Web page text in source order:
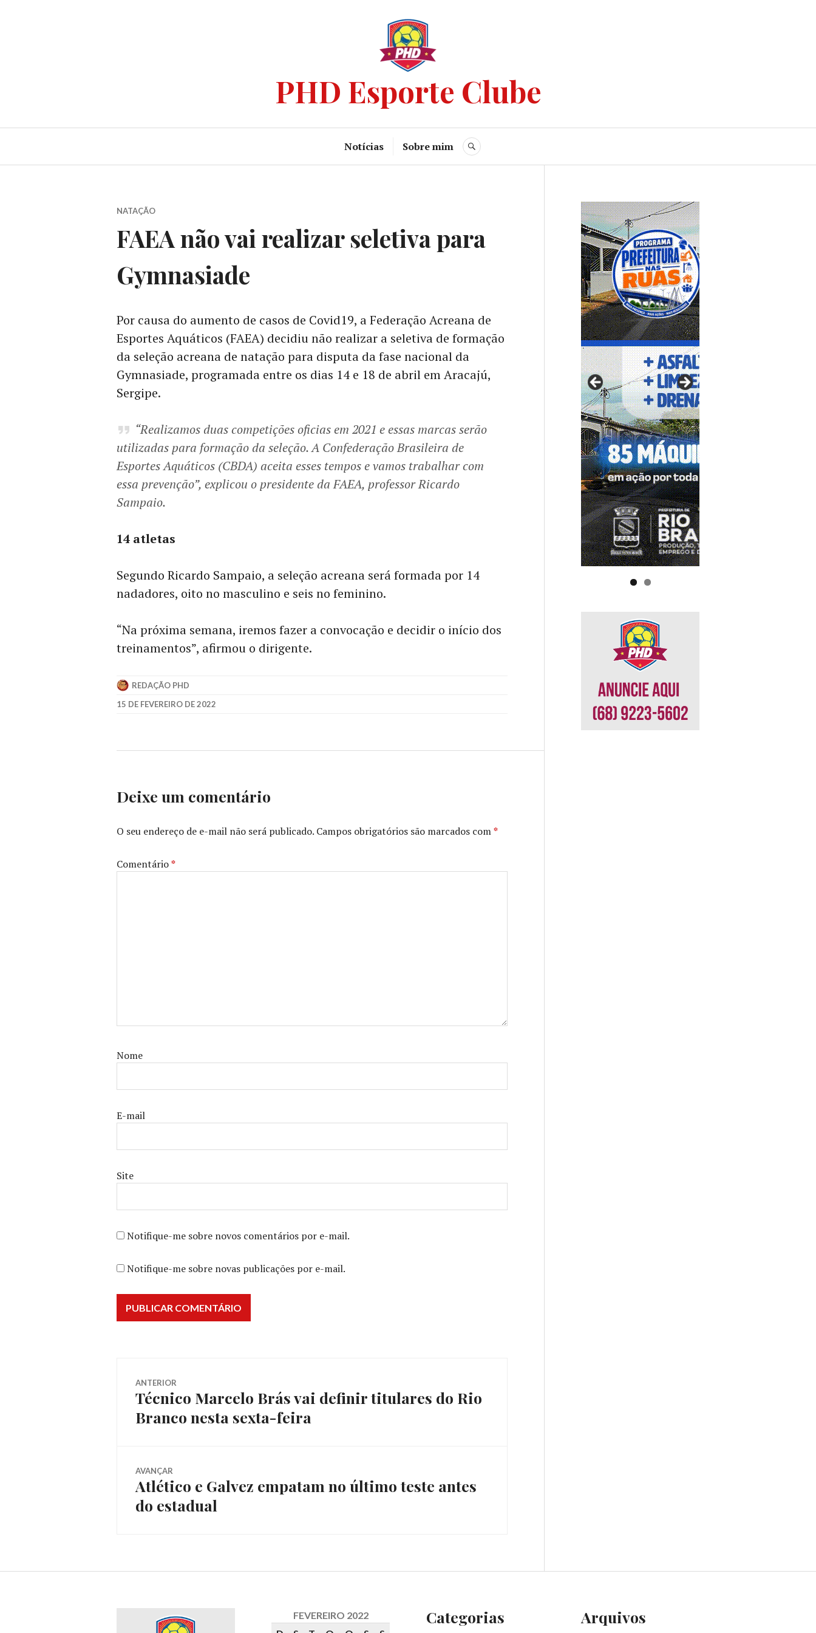
PHD Esporte Clube
Notícias Sobre mim
NATAÇÃO
FAEA não vai realizar seletiva para
Gymnasiade
Por causa do aumento de casos de Covid19, a Federação Acreana de
Esportes Aquáticos (FAEA) decidiu não realizar a seletiva de formação
da seleção acreana de natação para disputa da fase nacional da
Gymnasiade, programada entre os dias 14 e 18 de abril em Aracajú,
Sergipe.
“Realizamos duas competições oficias em 2021 e essas marcas serão
utilizadas para formação da seleção. A Confederação Brasileira de
Esportes Aquáticos (CBDA) aceita esses tempos e vamos trabalhar com
essa prevenção”, explicou o presidente da FAEA, professor Ricardo
Sampaio.
14 atletas
Segundo Ricardo Sampaio, a seleção acreana será formada por 14
nadadores, oito no masculino e seis no feminino.
“Na próxima semana, iremos fazer a convocação e decidir o início dos
treinamentos”, afirmou o dirigente.
REDAÇÃO PHD
15 DE FEVEREIRO DE 2022
Deixe um comentário
O seu endereço de e-mail não será publicado. Campos obrigatórios são marcados com*
Comentário*
Nome
E-mail
Site
Notifique-me sobre novos comentários por e-mail.
Notifique-me sobre novas publicações por e-mail.
ANTERIOR
Técnico Marcelo Brás vai definir titulares do Rio
Branco nesta sexta-feira
AVANÇAR
Atlético e Galvez empatam no último teste antes
do estadual
FEVEREIRO 2022
Categorias Arquivos